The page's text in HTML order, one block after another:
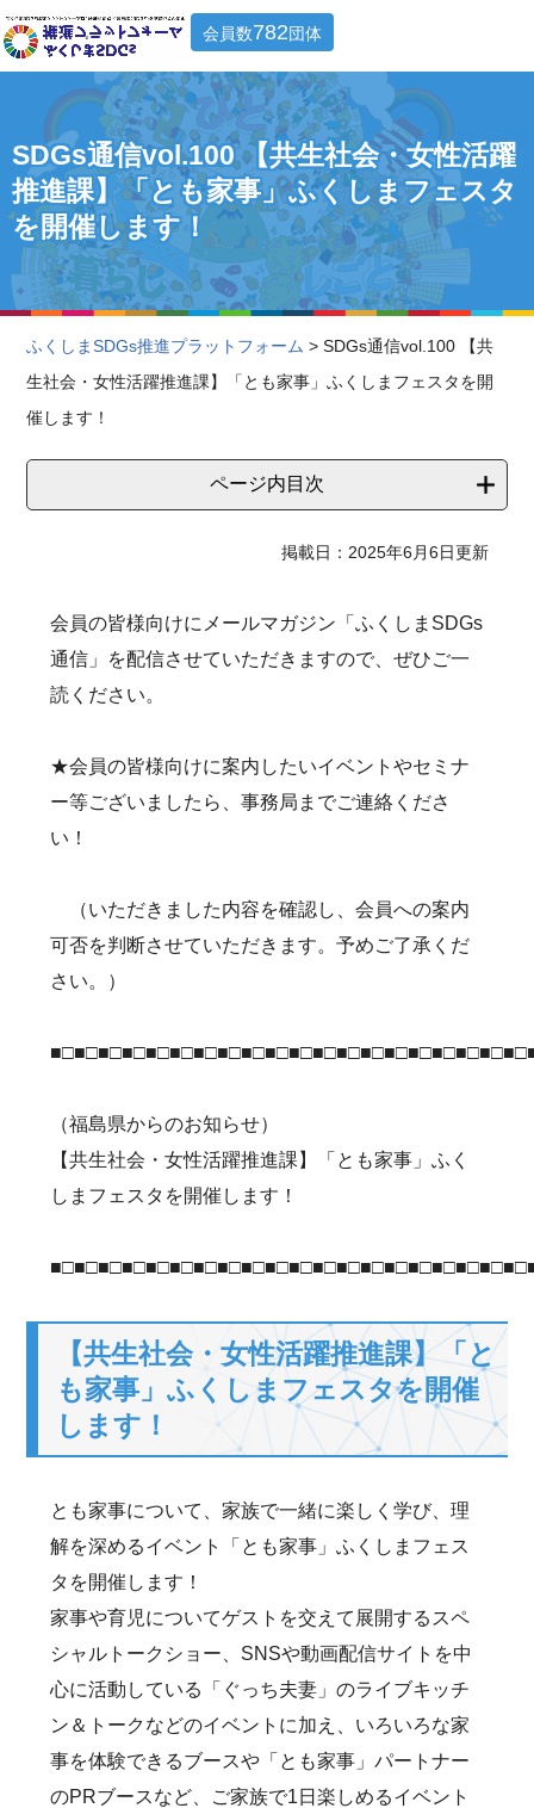
会員数782団体
SDGs通信vol.100 【共生社会・女性活躍
推進課】「とも家事」ふくしまフェスタ
を開催します！
ふくしまSDGs推進プラットフォーム > SDGs通信vol.100 【共
生社会・女性活躍推進課】「とも家事」ふくしまフェスタを開
催します！
ページ内目次
掲載日：2025年6月6日更新
会員の皆様向けにメールマガジン「ふくしまSDGs
通信」を配信させていただきますので、ぜひご一
読ください。
★会員の皆様向けに案内したいイベントやセミナ
ー等ございましたら、事務局までご連絡くださ
い！
（いただきました内容を確認し、会員への案内
可否を判断させていただきます。予めご了承くだ
さい。）
（福島県からのお知らせ）
【共生社会・女性活躍推進課】「とも家事」ふく
しまフェスタを開催します！
【共生社会・女性活躍推進課】「と
も家事」ふくしまフェスタを開催
します！
とも家事について、家族で一緒に楽しく学び、理
解を深めるイベント「とも家事」ふくしまフェス
タを開催します！
家事や育児についてゲストを交えて展開するスペ
シャルトークショー、SNSや動画配信サイトを中
心に活動している「ぐっち夫妻」のライブキッチ
ン＆トークなどのイベントに加え、いろいろな家
事を体験できるブースや「とも家事」パートナー
のPRブースなど、ご家族で1日楽しめるイベント